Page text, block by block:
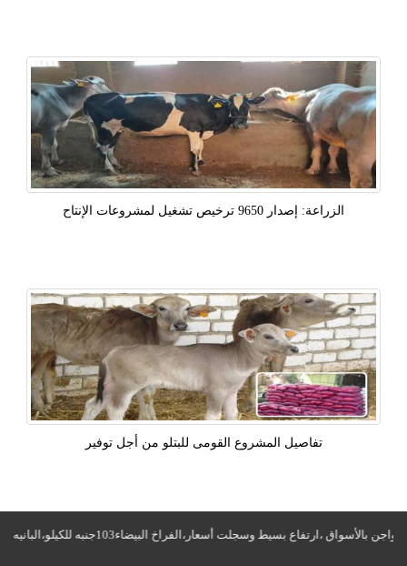
الزراعة: إصدار 9650 ترخيص تشغيل لمشروعات الإنتاح
تفاصيل المشروع القومى للبتلو من أجل توفير